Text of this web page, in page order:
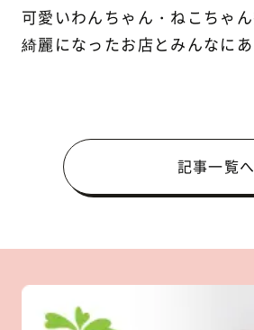
可愛いわんちゃん・ねこちゃん
綺麗になったお店とみんなにあ
記事一覧へ